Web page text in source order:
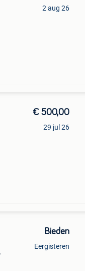
2 aug 26
€ 500,00
29 jul 26
Bieden
Eergisteren